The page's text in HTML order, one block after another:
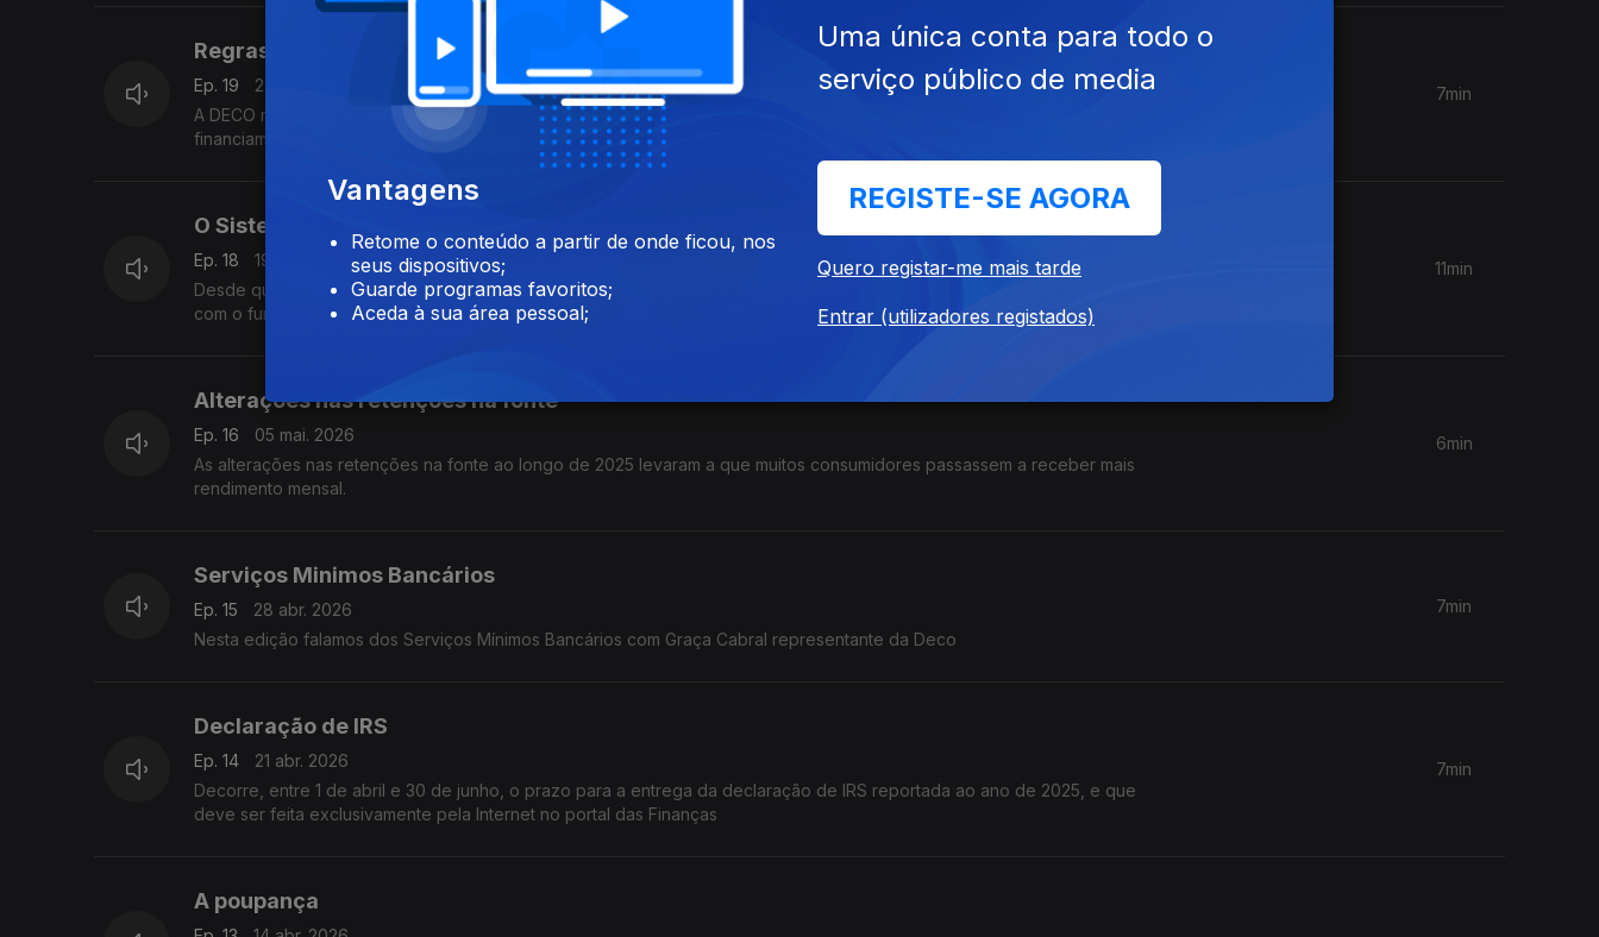
Regras mais apertadas para o acesso ao crédito
Ep. 19
26 mai. 2026
A DECO reconhece que algumas medidas recentes, em particular a garantia pública que permite, em certos casos o
financiamento até 100% do valor do imóvel, têm contribuído para facilitar o acesso ao crédito, sobretudo entre os mais
7min
O Sistema Volta
Ep. 18
19 mai. 2026
Desde que entrou em vigor o Sistema Volta, a DECO tem recebido diversas questões de consumidores relacionadas
com o funcionamento prático deste novo modelo de devolução de embalagens.
11min
Alterações nas retenções na fonte
Ep. 16
05 mai. 2026
As alterações nas retenções na fonte ao longo de 2025 levaram a que muitos consumidores passassem a receber mais
rendimento mensal.
6min
Serviços Minimos Bancários
Ep. 15
28 abr. 2026
Nesta edição falamos dos Serviços Mínimos Bancários com Graça Cabral representante da Deco
7min
Declaração de IRS
Ep. 14
21 abr. 2026
Decorre, entre 1 de abril e 30 de junho, o prazo para a entrega da declaração de IRS reportada ao ano de 2025, e que
deve ser feita exclusivamente pela Internet no portal das Finanças
7min
A poupança
Vantagens
Retome o conteúdo a partir de onde ficou, nos
seus dispositivos;
Guarde programas favoritos;
Aceda à sua área pessoal;
Uma única conta para todo o
serviço público de media
REGISTE-SE AGORA
Quero registar-me mais tarde
Entrar (utilizadores registados)